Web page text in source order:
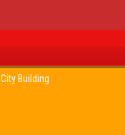
City Building